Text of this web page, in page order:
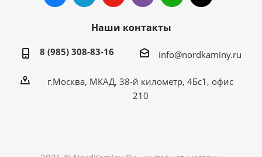
Наши контакты
8 (985) 308-83-16 info@nordkaminy.ru
г.Москва, МКАД, 38-й километр, 4Бс1, офис
210